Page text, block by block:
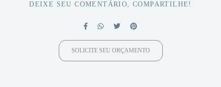
DEIXE SEU COMENTÁRIO, COMPARTILHE!
SOLICITE SEU ORÇAMENTO